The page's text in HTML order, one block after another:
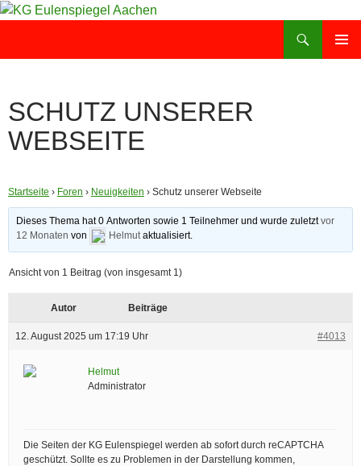
Zum
SCHUTZ UNSERER
WEBSEITE
Startseite › Foren › Neuigkeiten › Schutz unserer Webseite
Dieses Thema hat 0 Antworten sowie 1 Teilnehmer und wurde zuletztvor
12 Monaten von Helmutaktualisiert.
Ansicht von 1 Beitrag (von insgesamt 1)
Autor Beiträge
12. August 2025 um 17:19 Uhr #4013
Helmut
Administrator
Die Seiten der KG Eulenspiegel werden ab sofort durch reCAPTCHA
geschützt. Sollte es zu Problemen in der Darstellung kommen,